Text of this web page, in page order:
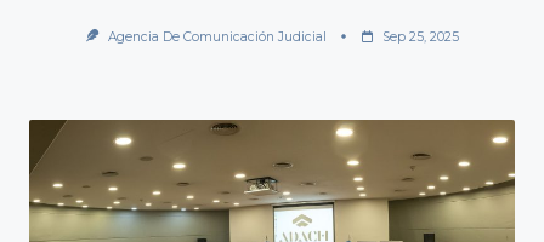
Agencia De Comunicación Judicial Sep 25, 2025